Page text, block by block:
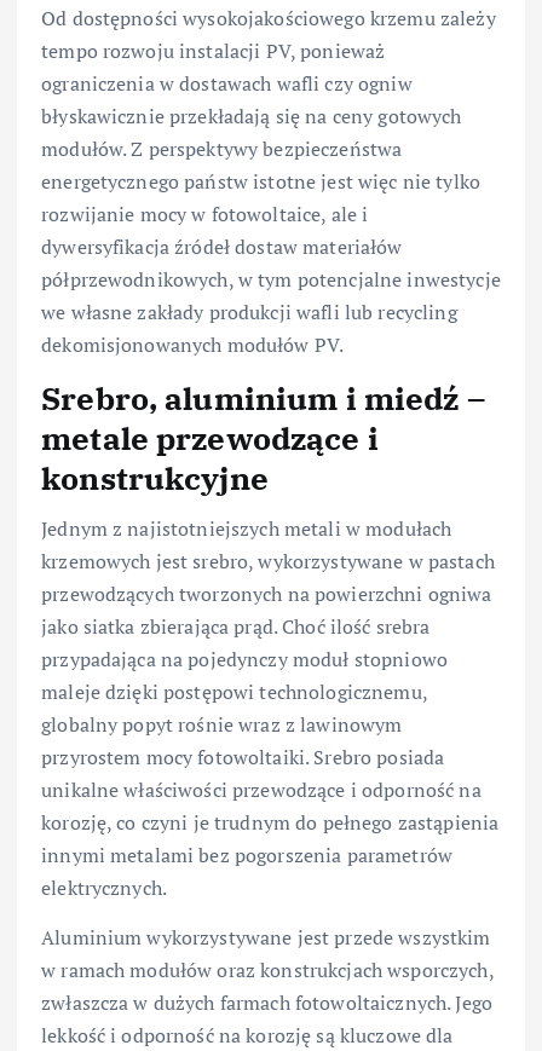
Od dostępności wysokojakościowego krzemu zależy
tempo rozwoju instalacji PV, ponieważ
ograniczenia w dostawach wafli czy ogniw
błyskawicznie przekładają się na ceny gotowych
modułów. Z perspektywy bezpieczeństwa
energetycznego państw istotne jest więc nie tylko
rozwijanie mocy w fotowoltaice, ale i
dywersyfikacja źródeł dostaw materiałów
półprzewodnikowych, w tym potencjalne inwestycje
we własne zakłady produkcji wafli lub recycling
dekomisjonowanych modułów PV.
Srebro, aluminium i miedź –
metale przewodzące i
konstrukcyjne
Jednym z najistotniejszych metali w modułach
krzemowych jest srebro, wykorzystywane w pastach
przewodzących tworzonych na powierzchni ogniwa
jako siatka zbierająca prąd. Choć ilość srebra
przypadająca na pojedynczy moduł stopniowo
maleje dzięki postępowi technologicznemu,
globalny popyt rośnie wraz z lawinowym
przyrostem mocy fotowoltaiki. Srebro posiada
unikalne właściwości przewodzące i odporność na
korozję, co czyni je trudnym do pełnego zastąpienia
innymi metalami bez pogorszenia parametrów
elektrycznych.
Aluminium wykorzystywane jest przede wszystkim
w ramach modułów oraz konstrukcjach wsporczych,
zwłaszcza w dużych farmach fotowoltaicznych. Jego
lekkość i odporność na korozję są kluczowe dla